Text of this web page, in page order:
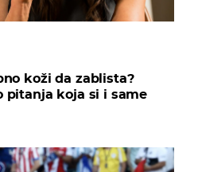
koži da zablista?
pitanja koja si i same